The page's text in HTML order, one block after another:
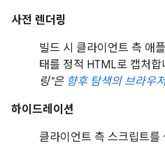
사전 렌더링
빌드 시 클라이언트 측 애
태를 정적 HTML로 캡처합
링"은 향후 탐색의 브라우
하이드레이션
클라이언트 측 스크립트